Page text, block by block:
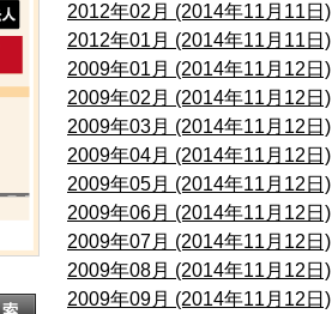
2012年02月 (2014年11月11日)
2012年01月 (2014年11月11日)
2009年01月 (2014年11月12日)
2009年02月 (2014年11月12日)
2009年03月 (2014年11月12日)
2009年04月 (2014年11月12日)
2009年05月 (2014年11月12日)
2009年06月 (2014年11月12日)
2009年07月 (2014年11月12日)
2009年08月 (2014年11月12日)
2009年09月 (2014年11月12日)